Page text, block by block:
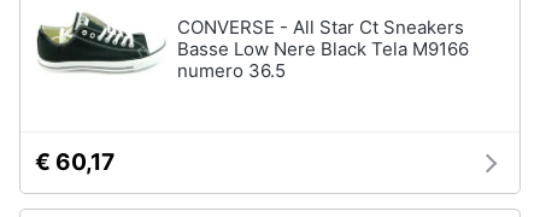
CONVERSE - All Star Ct Sneakers
Basse Low Nere Black Tela M9166
numero 36.5
€ 60,17